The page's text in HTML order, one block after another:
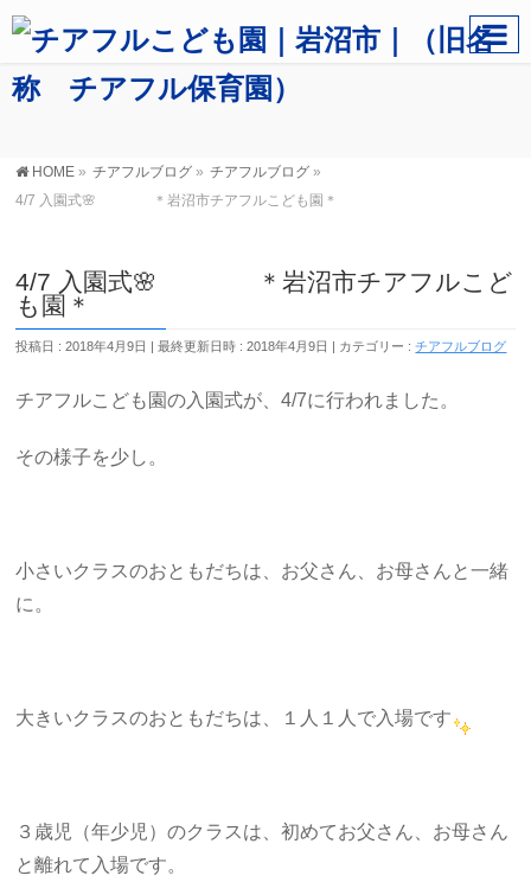
HOME » チアフルブログ » チアフルブログ »
4/7 入園式🌸 ＊岩沼市チアフルこども園＊
4/7 入園式🌸 ＊岩沼市チアフルこど
も園＊
投稿日 : 2018年4月9日 最終更新日時 : 2018年4月9日 カテゴリー :チアフルブログ
チアフルこども園の入園式が、4/7に行われました。
その様子を少し。
小さいクラスのおともだちは、お父さん、お母さんと一緒
に。
大きいクラスのおともだちは、１人１人で入場です
３歳児（年少児）のクラスは、初めてお父さん、お母さん
と離れて入場です。